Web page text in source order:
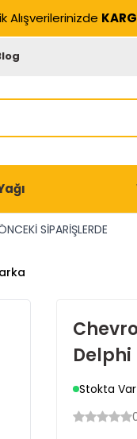
Alışverilerinizde
SİPARİŞLERDE
Stokta Var